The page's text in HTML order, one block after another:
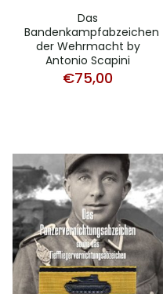
Das
Bandenkampfabzeichen
der Wehrmacht by
Antonio Scapini
€75,00